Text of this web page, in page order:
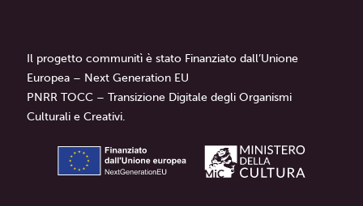
Il progetto communitì è stato Finanziato dall’Unione
Europea – Next Generation EU
PNRR TOCC – Transizione Digitale degli Organismi
Culturali e Creativi.